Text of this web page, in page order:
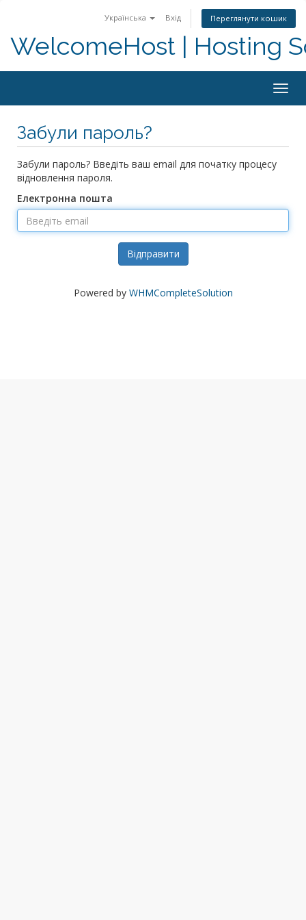
Українська Вхід Переглянути кошик
WelcomeHost | Hosting
Забули пароль?
Забули пароль? Введіть ваш email для початку процесу
відновлення пароля.
Електронна пошта
Відправити
Powered by WHMCompleteSolution